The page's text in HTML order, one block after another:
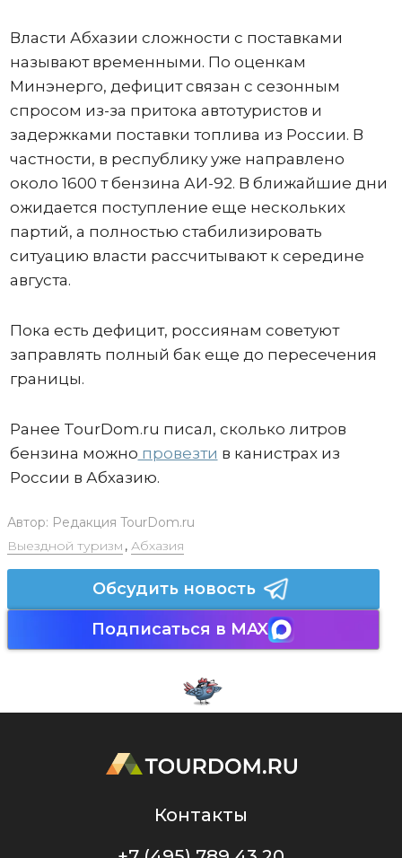
Власти Абхазии сложности с поставками
называют временными. По оценкам
Минэнерго, дефицит связан с сезонным
спросом из-за притока автотуристов и
задержками поставки топлива из России. В
частности, в республику уже направлено
около 1600 т бензина АИ-92. В ближайшие дни
ожидается поступление еще нескольких
партий, а полностью стабилизировать
ситуацию власти рассчитывают к середине
августа.
Пока есть дефицит, россиянам советуют
заправлять полный бак еще до пересечения
границы.
Ранее TourDom.ru писал, сколько литров
бензина можно провезти в канистрах из
России в Абхазию.
Автор: Редакция TourDom.ru
Выездной туризм , Абхазия
Обсудить новость
Подписаться в MAX
Контакты